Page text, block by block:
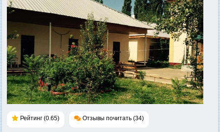
Рейтинг (0.65) Отзывы почитать (34)